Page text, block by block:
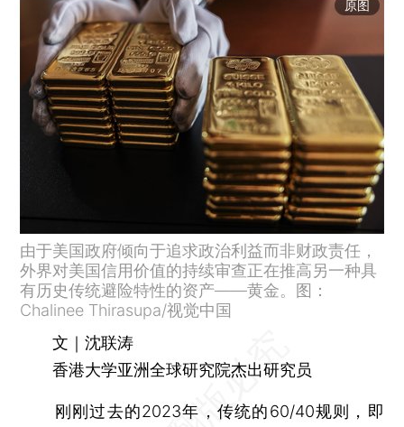
原图
由于美国政府倾向于追求政治利益而非财政责任，
外界对美国信用价值的持续审查正在推高另一种具
有历史传统避险特性的资产——黄金。图：
Chalinee Thirasupa/视觉中国
文｜沈联涛
香港大学亚洲全球研究院杰出研究员
刚刚过去的2023年，传统的60/40规则，即